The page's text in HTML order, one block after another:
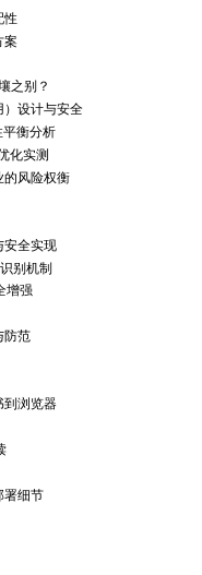
性
案
之别？
）设计与安全
平衡分析
化实测
的风险权衡
安全实现
别机制
增强
防范
到浏览器
署细节